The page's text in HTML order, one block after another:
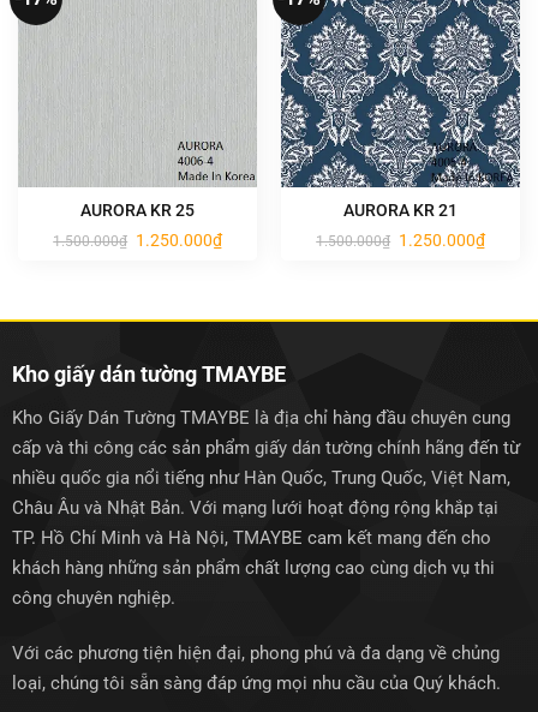
AURORA KR 25
1.500.000₫ Giá
gốc
1.250.000₫Giá
hiện
AURORA KR 21
1.500.000₫ Giá
gốc
1.250.000₫Giá
hiện
Kho giấy dán tường TMAYBE
Kho Giấy Dán Tường TMAYBE là địa chỉ hàng đầu chuyên cung
cấp và thi công các sản phẩm giấy dán tường chính hãng đến từ
nhiều quốc gia nổi tiếng như Hàn Quốc, Trung Quốc, Việt Nam,
Châu Âu và Nhật Bản. Với mạng lưới hoạt động rộng khắp tại
TP. Hồ Chí Minh và Hà Nội, TMAYBE cam kết mang đến cho
khách hàng những sản phẩm chất lượng cao cùng dịch vụ thi
công chuyên nghiệp.
Với các phương tiện hiện đại, phong phú và đa dạng về chủng
loại, chúng tôi sẵn sàng đáp ứng mọi nhu cầu của Quý khách.